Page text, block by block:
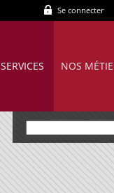
Se connecter
SERVICES NOS